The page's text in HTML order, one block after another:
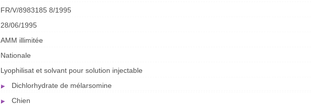
FR/V/8983185 8/1995
28/06/1995
AMM illimitée
Nationale
Lyophilisat et solvant pour solution injectable
Dichlorhydrate de mélarsomine
Chien